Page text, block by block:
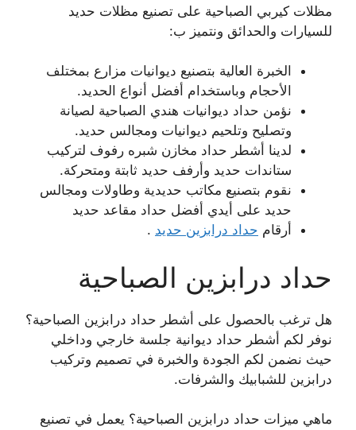
مظلات كيربي الصباحية على تصنيع مظلات حديد
للسيارات والحدائق ونتميز ب:
الخبرة العالية بتصنيع ديوانيات مزارع بمختلف
الأحجام وباستخدام أفضل أنواع الحديد.
نؤمن حداد ديوانيات هندي الصباحية لصيانة
وتصليح وتلحيم ديوانيات ومجالس حديد.
لدينا أشطر حداد مخازن شبره رفوف لتركيب
ستاندات حديد وأرفف حديد ثابتة ومتحركة.
نقوم بتصنيع مكاتب حديدية وطاولات ومجالس
حديد على أيدي أفضل حداد مقاعد حديد
أرقام حداد درابزين حديد .
حداد درابزين الصباحية
هل ترغب بالحصول على أشطر حداد درابزين الصباحية؟
نوفر لكم أشطر حداد ديوانية جلسة خارجي وداخلي
حيث نضمن لكم الجودة والخبرة في تصميم وتركيب
درابزين للشبابيك والشرفات.
ماهي ميزات حداد درابزين الصباحية؟ يعمل في تصنيع